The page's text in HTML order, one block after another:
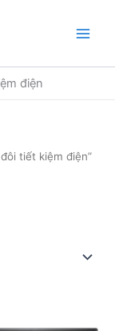
điện
tiết kiệm điện”